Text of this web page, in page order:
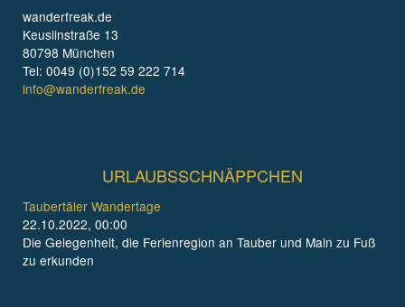
wanderfreak.de
Keuslinstraße 13
80798 München
Tel: 0049 (0)152 59 222 714
info@wanderfreak.de
URLAUBSSCHNÄPPCHEN
Taubertäler Wandertage
22.10.2022, 00:00
Die Gelegenheit, die Ferienregion an Tauber und Main zu Fuß
zu erkunden